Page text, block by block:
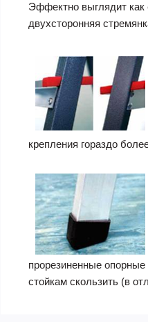
Эффектно выглядит как
двухсторонняя
крепления гораздо
прорезиненные опорные
стойкам скользить (в